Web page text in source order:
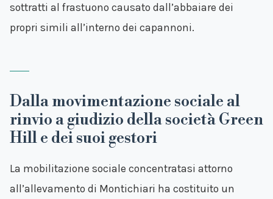
sottratti al frastuono causato dall’abbaiare dei
propri simili all’interno dei capannoni.
Dalla movimentazione sociale al
rinvio a giudizio della società Green
Hill e dei suoi gestori
La mobilitazione sociale concentratasi attorno
all’allevamento di Montichiari ha costituito un